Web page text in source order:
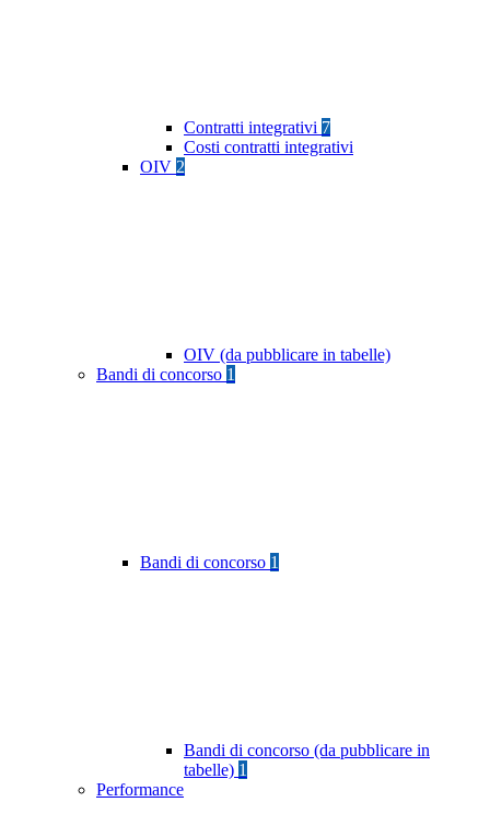
Contratti integrativi 7
Costi contratti integrativi
OIV 2
OIV (da pubblicare in tabelle)
Bandi di concorso 1
Bandi di concorso 1
Bandi di concorso (da pubblicare in
tabelle) 1
Performance